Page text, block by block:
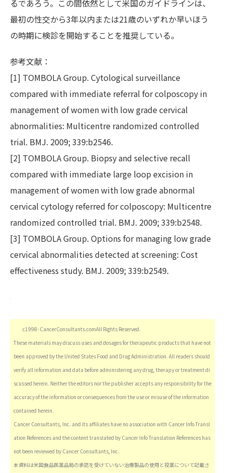
るであろう。この間依然として米国のガイドラインは、
最初の性交から3年以内または21歳のいずれか早いほう
の時期に検診を開始することを推奨している。
参考文献：
[1] TOMBOLA Group. Cytological surveillance
compared with immediate referral for colposcopy in
management of women with low grade cervical
abnormalities: Multicentre randomized controlled
trial. BMJ. 2009; 339:b2546.
[2] TOMBOLA Group. Biopsy and selective recall
compared with immediate large loop excision in
management of women with low grade abnormal
cervical cytology referred for colposcopy: Multicentre
randomized controlled trial. BMJ. 2009; 339:b2548.
[3] TOMBOLA Group. Options for managing low grade
cervical abnormalities detected at screening: Cost
effectiveness study. BMJ. 2009; 339:b2549.
c1998- CancerConsultants.comAll Rights Reserved.
These materials may discuss uses and dosages for therapeutic products that have not
been approved by the United States Food and Drug Administration. All readers should
verify all information and data before administering any drug, therapy or treatment di
scussed herein. Neither the editors nor the publisher accepts any responsibility for the
accuracy of the information or consequences from the use or misuse of the information
contained herein.
Cancer Consultants, Inc. and its affiliates have no association with Cancer Info Transl
ation References and the content translated by Cancer Info Translation References has
not been reviewed by Cancer Consultants, Inc.
本資料は米国食品医薬品局の承認を受けていない治療製品の使用と投薬について記載さ